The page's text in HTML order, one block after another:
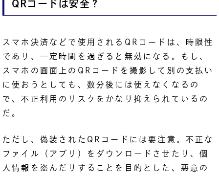
QRコードは安全？
スマホ決済などで使用されるQRコードは、時限性
であり、一定時間を過ぎると無効になる。もし、
スマホの画面上のQRコードを撮影して別の支払い
に使おうとしても、数分後には使えなくなるの
で、不正利用のリスクをかなり抑えられているの
だ。
ただし、偽装されたQRコードには要注意。不正な
ファイル（アプリ）をダウンロードさせたり、個
人情報を盗んだりすることを目的とした、悪意の